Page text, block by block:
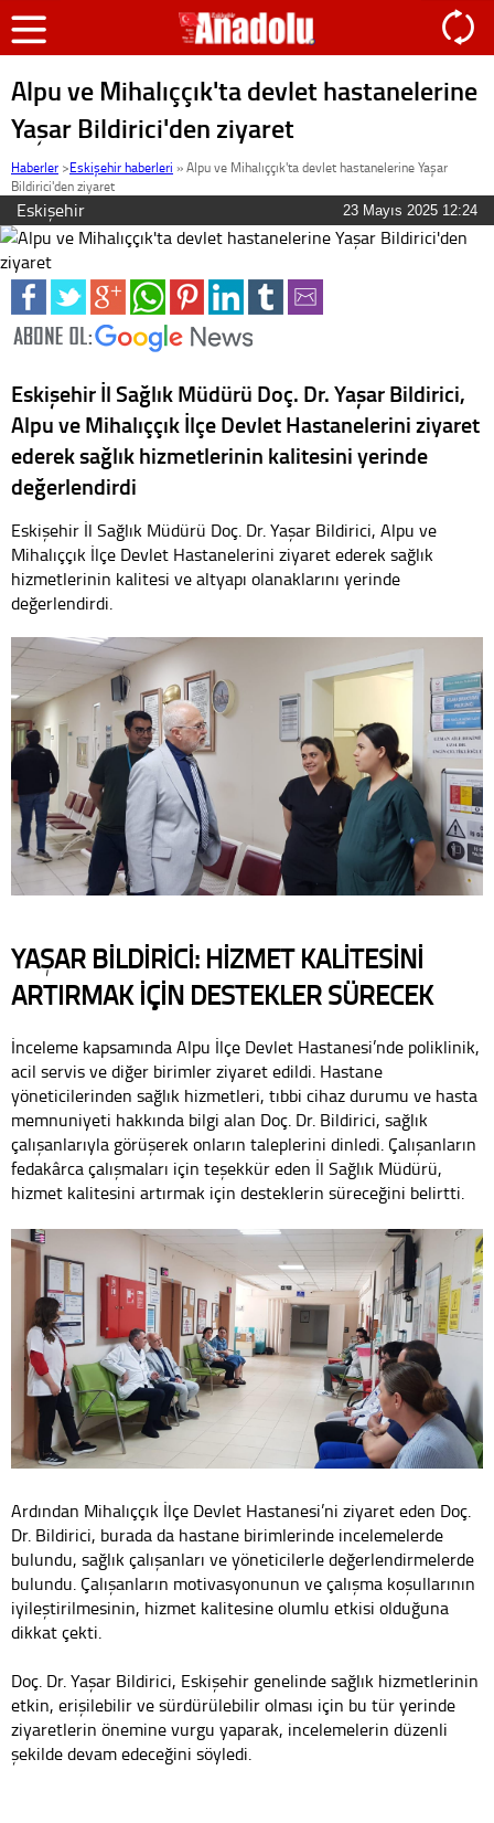
Alpu ve Mihalıççık'ta devlet hastanelerine
Yaşar Bildirici'den ziyaret
Haberler >Eskişehir haberleri »Alpu ve Mihalıççık'ta devlet hastanelerine Yaşar
Bildirici'den ziyaret
Eskişehir 23 Mayıs 2025 12:24
Eskişehir İl Sağlık Müdürü Doç. Dr. Yaşar Bildirici,
Alpu ve Mihalıççık İlçe Devlet Hastanelerini ziyaret
ederek sağlık hizmetlerinin kalitesini yerinde
değerlendirdi
Eskişehir İl Sağlık Müdürü Doç. Dr. Yaşar Bildirici, Alpu ve
Mihalıççık İlçe Devlet Hastanelerini ziyaret ederek sağlık
hizmetlerinin kalitesi ve altyapı olanaklarını yerinde
değerlendirdi.
YAŞAR BİLDİRİCİ: HİZMET KALİTESİNİ
ARTIRMAK İÇİN DESTEKLER SÜRECEK
İnceleme kapsamında Alpu İlçe Devlet Hastanesi’nde poliklinik,
acil servis ve diğer birimler ziyaret edildi. Hastane
yöneticilerinden sağlık hizmetleri, tıbbi cihaz durumu ve hasta
memnuniyeti hakkında bilgi alan Doç. Dr. Bildirici, sağlık
çalışanlarıyla görüşerek onların taleplerini dinledi. Çalışanların
fedakârca çalışmaları için teşekkür eden İl Sağlık Müdürü,
hizmet kalitesini artırmak için desteklerin süreceğini belirtti.
Ardından Mihalıççık İlçe Devlet Hastanesi’ni ziyaret eden Doç.
Dr. Bildirici, burada da hastane birimlerinde incelemelerde
bulundu, sağlık çalışanları ve yöneticilerle değerlendirmelerde
bulundu. Çalışanların motivasyonunun ve çalışma koşullarının
iyileştirilmesinin, hizmet kalitesine olumlu etkisi olduğuna
dikkat çekti.
Doç. Dr. Yaşar Bildirici, Eskişehir genelinde sağlık hizmetlerinin
etkin, erişilebilir ve sürdürülebilir olması için bu tür yerinde
ziyaretlerin önemine vurgu yaparak, incelemelerin düzenli
şekilde devam edeceğini söyledi.